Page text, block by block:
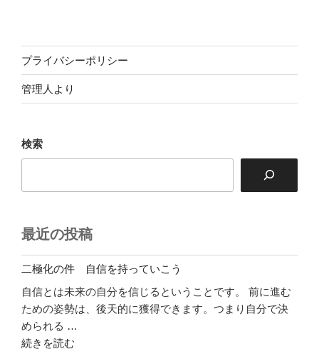
プライバシーポリシー
管理人より
検索
最近の投稿
二極化の件 自信を持っていこう
自信とは未来の自分を信じるということです。 前に進む
ための姿勢は、後天的に獲得できます。つまり自分で決
められる …
"二
続きを読む